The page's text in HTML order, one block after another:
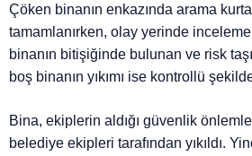
Çöken binanın enkazında arama
tamamlanırken, olay yerinde
binanın bitişiğinde bulunan ve risk
boş binanın yıkımı ise kontrollü
Bina, ekiplerin aldığı güvenlik
belediye ekipleri tarafından yıkıldı.